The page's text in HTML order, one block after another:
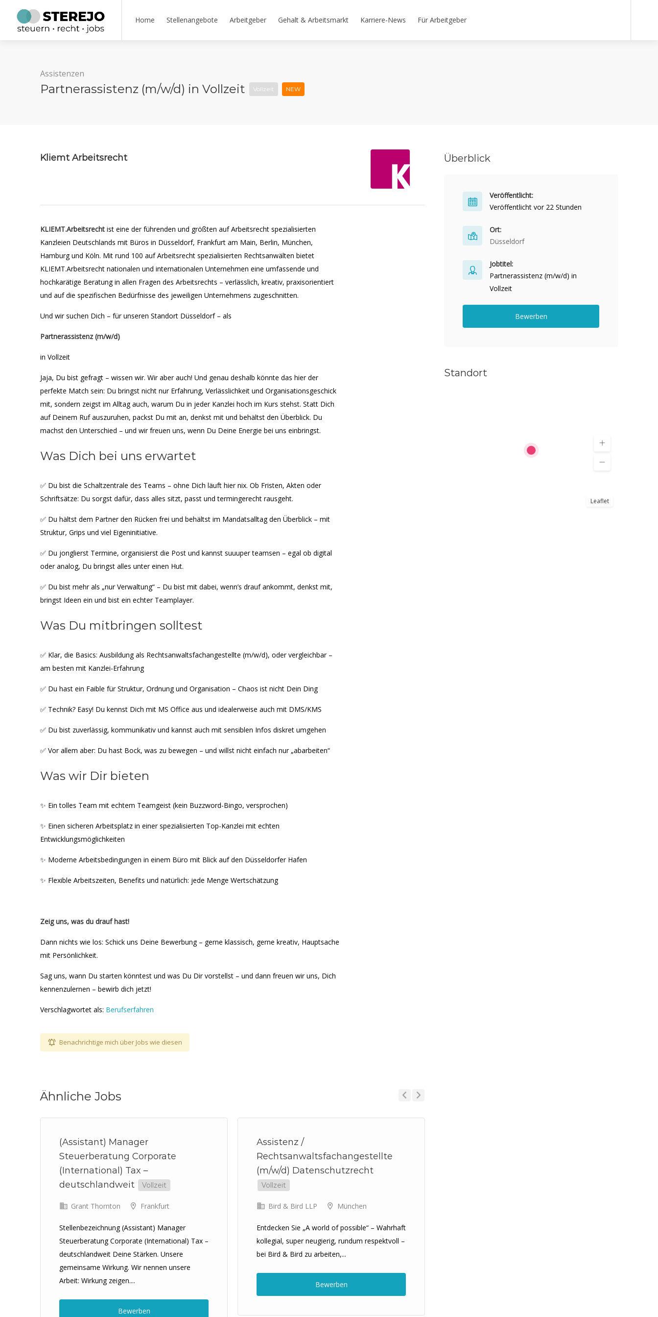
Home Stellenangebote Arbeitgeber Gehalt & Arbeitsmarkt Karriere-News Für Arbeitgeber
Assistenzen
Partnerassistenz (m/w/d) in Vollzeit Vollzeit NEW
Kliemt Arbeitsrecht
KLIEMT.Arbeitsrecht ist eine der führenden und größten auf Arbeitsrecht spezialisierten
Kanzleien Deutschlands mit Büros in Düsseldorf, Frankfurt am Main, Berlin, München,
Hamburg und Köln. Mit rund 100 auf Arbeitsrecht spezialisierten Rechtsanwälten bietet
KLIEMT.Arbeitsrecht nationalen und internationalen Unternehmen eine umfassende und
hochkarätige Beratung in allen Fragen des Arbeitsrechts – verlässlich, kreativ, praxisorientiert
und auf die spezifischen Bedürfnisse des jeweiligen Unternehmens zugeschnitten.
Und wir suchen Dich – für unseren Standort Düsseldorf – als
Partnerassistenz (m/w/d)
in Vollzeit
Jaja, Du bist gefragt – wissen wir. Wir aber auch! Und genau deshalb könnte das hier der
perfekte Match sein: Du bringst nicht nur Erfahrung, Verlässlichkeit und Organisationsgeschick
mit, sondern zeigst im Alltag auch, warum Du in jeder Kanzlei hoch im Kurs stehst. Statt Dich
auf Deinem Ruf auszuruhen, packst Du mit an, denkst mit und behältst den Überblick. Du
machst den Unterschied – und wir freuen uns, wenn Du Deine Energie bei uns einbringst.
Was Dich bei uns erwartet
✅ Du bist die Schaltzentrale des Teams – ohne Dich läuft hier nix. Ob Fristen, Akten oder
Schriftsätze: Du sorgst dafür, dass alles sitzt, passt und termingerecht rausgeht.
✅ Du hältst dem Partner den Rücken frei und behältst im Mandatsalltag den Überblick – mit
Struktur, Grips und viel Eigeninitiative.
✅ Du jonglierst Termine, organisierst die Post und kannst suuuper teamsen – egal ob digital
oder analog, Du bringst alles unter einen Hut.
✅ Du bist mehr als „nur Verwaltung“ – Du bist mit dabei, wenn’s drauf ankommt, denkst mit,
bringst Ideen ein und bist ein echter Teamplayer.
Was Du mitbringen solltest
✅ Klar, die Basics: Ausbildung als Rechtsanwaltsfachangestellte (m/w/d), oder vergleichbar –
am besten mit Kanzlei-Erfahrung
✅ Du hast ein Faible für Struktur, Ordnung und Organisation – Chaos ist nicht Dein Ding
✅ Technik? Easy! Du kennst Dich mit MS Office aus und idealerweise auch mit DMS/KMS
✅ Du bist zuverlässig, kommunikativ und kannst auch mit sensiblen Infos diskret umgehen
✅ Vor allem aber: Du hast Bock, was zu bewegen – und willst nicht einfach nur „abarbeiten“
Was wir Dir bieten
✨ Ein tolles Team mit echtem Teamgeist (kein Buzzword-Bingo, versprochen)
✨ Einen sicheren Arbeitsplatz in einer spezialisierten Top-Kanzlei mit echten
Entwicklungsmöglichkeiten
✨ Moderne Arbeitsbedingungen in einem Büro mit Blick auf den Düsseldorfer Hafen
✨ Flexible Arbeitszeiten, Benefits und natürlich: jede Menge Wertschätzung
Zeig uns, was du drauf hast!
Dann nichts wie los: Schick uns Deine Bewerbung – gerne klassisch, gerne kreativ, Hauptsache
mit Persönlichkeit.
Sag uns, wann Du starten könntest und was Du Dir vorstellst – und dann freuen wir uns, Dich
kennenzulernen – bewirb dich jetzt!
Verschlagwortet als: Berufserfahren
Benachrichtige mich über Jobs wie diesen
Ähnliche Jobs
(Assistant) Manager
Steuerberatung Corporate
(International) Tax –
deutschlandweit
Vollzeit
Grant Thornton Frankfurt
Stellenbezeichnung (Assistant) Manager
Steuerberatung Corporate (International) Tax –
deutschlandweit Deine Stärken. Unsere
gemeinsame Wirkung. Wir nennen unsere
Arbeit: Wirkung zeigen....
Bewerben
Assistenz /
Rechtsanwaltsfachangestellte
(m/w/d) Datenschutzrecht
Vollzeit
Bird & Bird LLP München
Entdecken Sie „A world of possible“ – Wahrhaft
kollegial, super neugierig, rundum respektvoll –
bei Bird & Bird zu arbeiten,...
Bewerben
Überblick
Veröffentlicht:
Veröffentlicht vor 22 Stunden
Ort:
Düsseldorf
Jobtitel:
Partnerassistenz (m/w/d) in
Vollzeit
Bewerben
Standort
Leaflet